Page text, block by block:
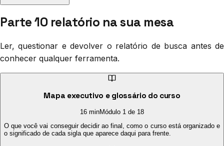
Parte 1O relatório na sua mesa
Ler, questionar e devolver o relatório de busca antes de
conhecer qualquer ferramenta.
Mapa executivo e glossário do curso
16 minMódulo 1 de 18
O que você vai conseguir decidir ao final, como o curso está organizado e
o significado de cada sigla que aparece daqui para frente.